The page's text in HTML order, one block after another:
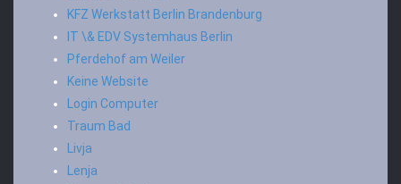
KFZ Werkstatt Berlin Brandenburg
IT \& EDV Systemhaus Berlin
Pferdehof am Weiler
Keine Website
Login Computer
Traum Bad
Livja
Lenja